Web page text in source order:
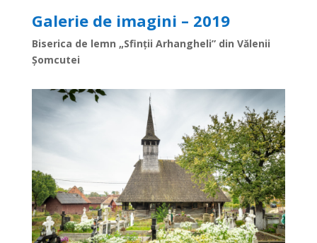
Galerie de imagini – 2019
Biserica de lemn „Sfinții Arhangheli” din Vălenii
Şomcutei